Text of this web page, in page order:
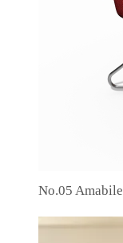
No.05 Amabile